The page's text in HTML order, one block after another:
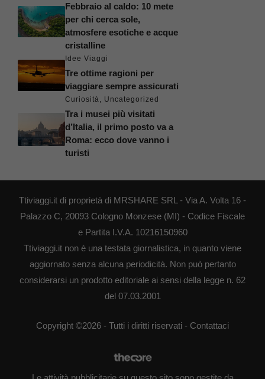
Febbraio al caldo: 10 mete
per chi cerca sole,
atmosfere esotiche e acque
cristalline
Idee Viaggi
Tre ottime ragioni per
viaggiare sempre assicurati
Curiosità, Uncategorized
Tra i musei più visitati
d’Italia, il primo posto va a
Roma: ecco dove vanno i
turisti
Ttiviaggi.it di proprietà di MRSHARE SRL - Via A. Volta 16 -
Palazzo C, 20093 Cologno Monzese (MI) - Codice Fiscale
e Partita I.V.A. 10216150960
Ttiviaggi.it non è una testata giornalistica, in quanto viene
aggiornato senza alcuna periodicità. Non può pertanto
considerarsi un prodotto editoriale ai sensi della legge n. 62
del 07.03.2001
Copyright ©2026 - Tutti i diritti riservati - Contattaci